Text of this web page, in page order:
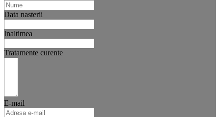
Data nasterii
Inaltimea
Tratamente curente
E-mail